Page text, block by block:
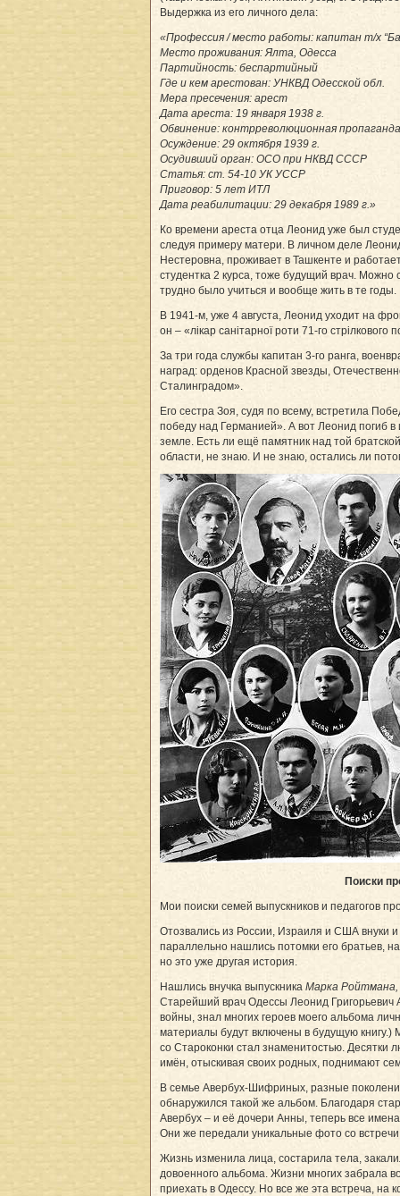
Выдержка из его личного дела:
«Профессия / место работы: капитан т/х
Место проживания: Ялта, Одесса
Партийность: беспартийный
Где и кем арестован: УНКВД Одесской обл.
Мера пресечения: арест
Дата ареста: 19 января 1938 г.
Обвинение: контрреволюционная пропаганда
Осуждение: 29 октября 1939 г.
Осудивший орган: ОСО при НКВД СССР
Статья: ст. 54-10 УК УССР
Приговор: 5 лет ИТЛ
Дата реабилитации: 29 декабря 1989 г.»
Ко времени ареста отца Леонид уже был
следуя примеру матери. В личном деле
Нестеровна, проживает в Ташкенте и
студентка 2 курса, тоже будущий врач. Можно
трудно было учиться и вообще жить в те годы.
В 1941-м, уже 4 августа, Леонид уходит на
он – «лікар санітарної роти 71-го стрілкового
За три года службы капитан 3-го ранга,
наград: орденов Красной звезды,
Ста­лин­градом».
Его сестра Зоя, судя по всему, встретила
победу над Германией». А вот Леонид погиб
земле. Есть ли ещё памятник над той
области, не знаю. И не знаю, остались ли
Поиски
Мои поиски семей выпускников и педагогов
Отозвались из России, Израиля и США внуки
параллельно нашлись потомки его братьев,
но это уже другая история.
Нашлись внучка выпускника Марка Ройтмана,
Старейший врач Одессы Леонид Григорьевич
войны, знал многих героев моего альбома
материалы будут включены в будущую
со Староконки стал знаменитостью. Десятки
имён, отыскивая своих родных, поднимают
В семье Авербух-Шифриных, разные
обнаружился такой же альбом. Благодаря
Авербух – и её дочери Анны, теперь все
Они же передали уникальные фото со встречи
Жизнь изменила лица, состарила тела,
довоенного альбома. Жизни многих забрала
при­ехать в Одессу. Но все же эта встреча, на